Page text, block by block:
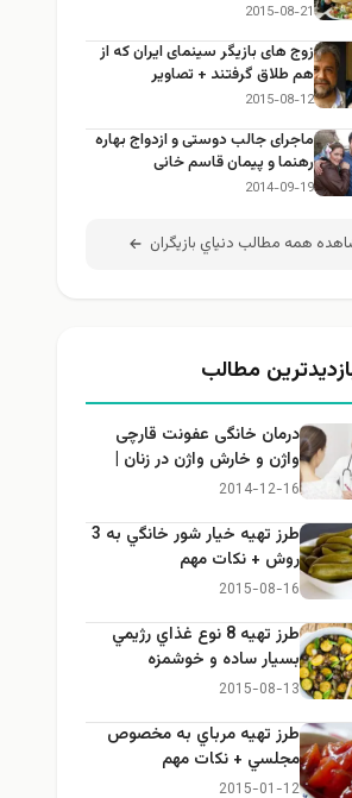
2015-08-21
زوج های بازیگر سینمای ایران كه از
هم طلاق گرفتند + تصاوير
2015-08-12
ماجرای جالب دوستی و ازدواج بهاره
رهنما و پیمان قاسم خانی
2014-09-19
همه مطالب دنياي بازيگران
مطالب
درمان خانگی عفونت قارچی
واژن و خارش واژن در زنان |
راهنمای کامل، ایمن و کاربردی
2014-12-16
طرز تهيه خیار شور خانگي به 3
روش + نكات مهم
2015-08-16
طرز تهيه 8 نوع غذاي رژيمي
بسيار ساده و خوشمزه
2015-08-13
طرز تهيه مرباي به مخصوص
مجلسي + نكات مهم
2015-01-12